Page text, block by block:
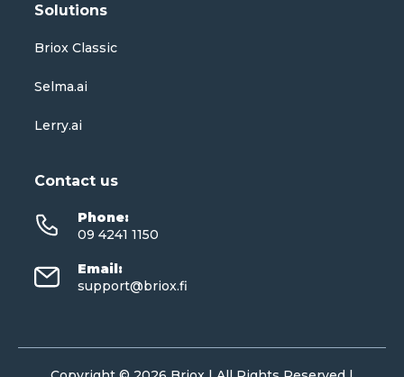
Solutions
Briox Classic
Selma.ai
Lerry.ai
Contact us
Phone:
09 4241 1150
Email:
support@briox.fi